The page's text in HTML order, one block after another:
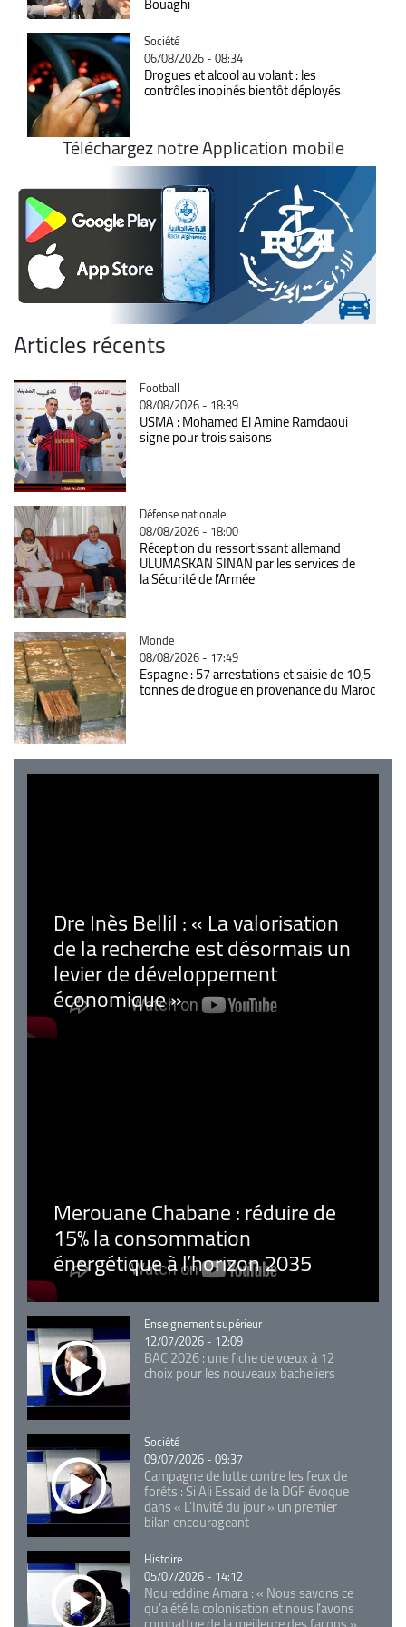
Catégorie
Société
06/08/2026 - 08:34
Drogues et alcool au volant : les
contrôles inopinés bientôt déployés
Téléchargez notre Application mobile
Articles récents
Catégorie
Football
08/08/2026 - 18:39
USMA : Mohamed El Amine Ramdaoui
signe pour trois saisons
Catégorie
Défense nationale
08/08/2026 - 18:00
Réception du ressortissant allemand
ULUMASKAN SINAN par les services de
la Sécurité de l’Armée
Catégorie
Monde
08/08/2026 - 17:49
Espagne : 57 arrestations et saisie de 10,5
tonnes de drogue en provenance du Maroc
Dre Inès Bellil : « La valorisation
de la recherche est désormais un
levier de développement
économique »
Merouane Chabane : réduire de
15% la consommation
énergétique à l’horizon 2035
Catégorie
Enseignement supérieur
12/07/2026 - 12:09
BAC 2026 : une fiche de vœux à 12
choix pour les nouveaux bacheliers
Catégorie
Société
09/07/2026 - 09:37
Campagne de lutte contre les feux de
forêts : Si Ali Essaid de la DGF évoque
dans « L'Invité du jour » un premier
bilan encourageant
Catégorie
Histoire
05/07/2026 - 14:12
Noureddine Amara : « Nous savons ce
qu’a été la colonisation et nous l’avons